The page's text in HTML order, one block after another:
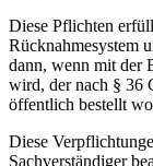
Diese Pflichten
Rücknahmesystem
dann, wenn mit der
wird, der nach § 36
öffentlich bestellt
Diese
Sachverständiger